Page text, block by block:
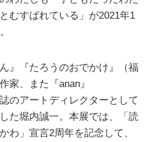
むすばれている」が2021年1
』『たろうのおでかけ』（福
家、また『anan』
のアートディレクターとして
た堀内誠一。本展では、「読
わ」宣言2周年を記念して、